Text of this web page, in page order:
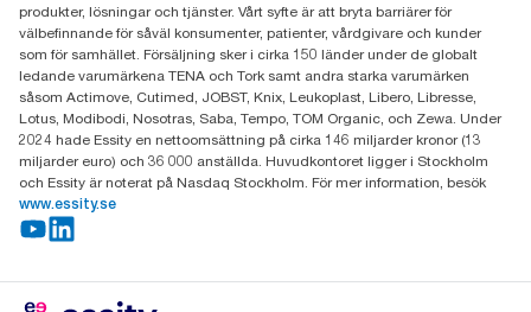
produkter, lösningar och tjänster. Vårt syfte är att bryta barriärer för
välbefinnande för såväl konsumenter, patienter, vårdgivare och kunder
som för samhället. Försäljning sker i cirka 150 länder under de globalt
ledande varumärkena TENA och Tork samt andra starka varumärken
såsom Actimove, Cutimed, JOBST, Knix, Leukoplast, Libero, Libresse,
Lotus, Modibodi, Nosotras, Saba, Tempo, TOM Organic, och Zewa. Under
2024 hade Essity en nettoomsättning på cirka 146 miljarder kronor (13
miljarder euro) och 36 000 anställda. Huvudkontoret ligger i Stockholm
och Essity är noterat på Nasdaq Stockholm. För mer information, besök
www.essity.se